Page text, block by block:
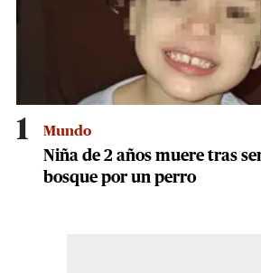
1 Mundo
Niña de 2 años muere tras
bosque por un perro